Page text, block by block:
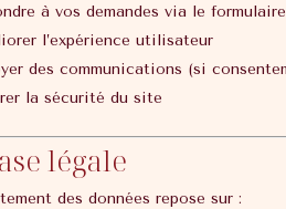
à vos demandes via le
l’expérience utilisateur
des communications (si
la sécurité du site
légale
des données repose sur :